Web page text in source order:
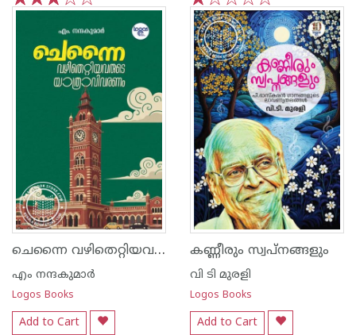
5
4
3
2
1 5
4
3
2
1
ചെന്നൈ വഴിതെറ്റിയവരുടെ യാത്രവിവരണം
എം നന്ദകുമാര്‍
Logos Books
Add to Cart
കണ്ണീരും സ്വപ്നങ്ങളും
വി ടി മുരളി
Logos Books
Add to Cart